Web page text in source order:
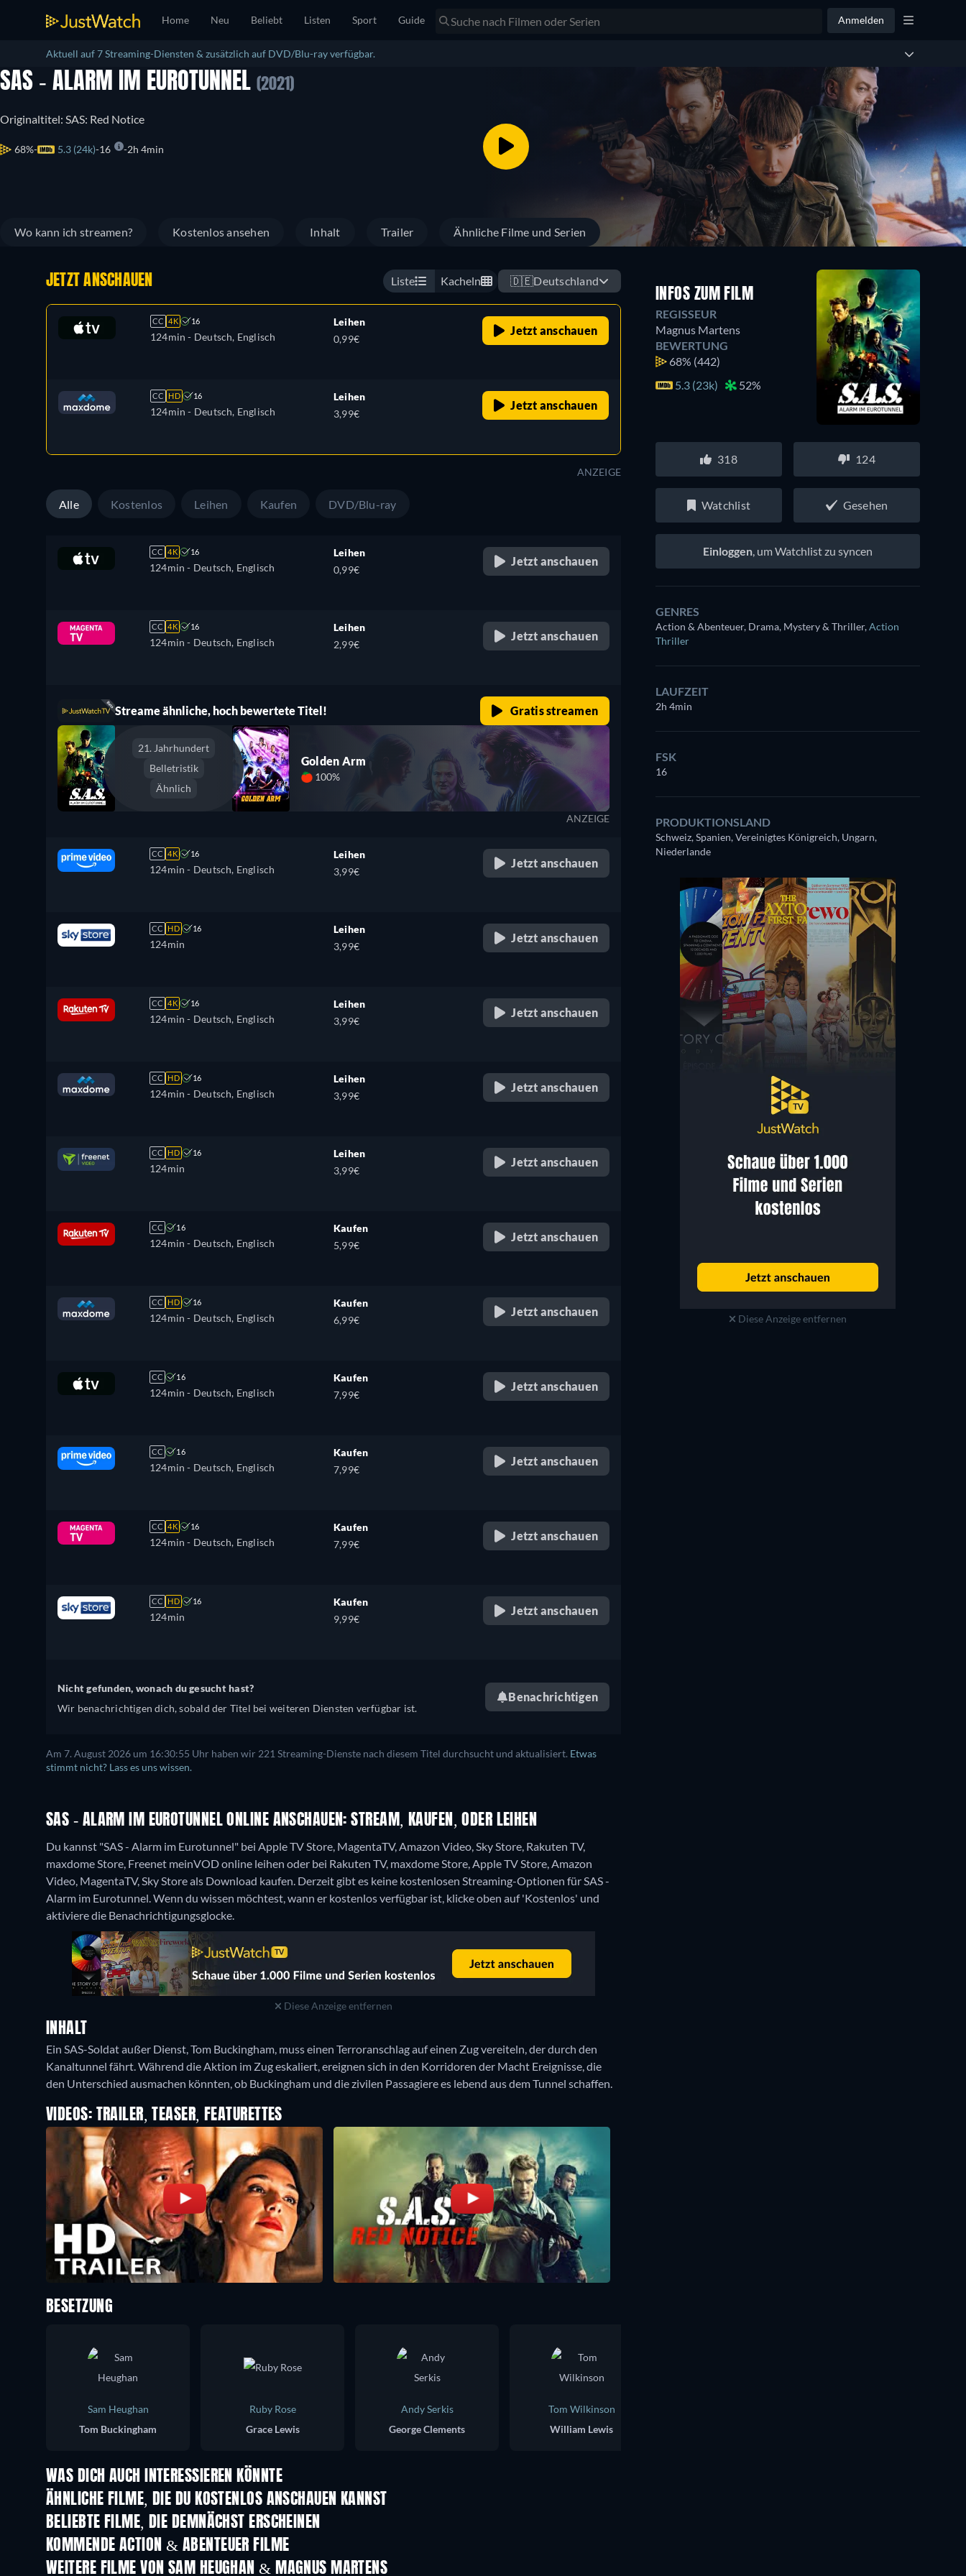
Home Neu Beliebt Listen Sport Guide Anmelden
Aktuell auf 7 Streaming-Diensten & zusätzlich auf DVD/Blu-ray verfügbar.
SAS - ALARM IM EUROTUNNEL (2021)
Originaltitel: SAS: Red Notice
68% 5.3 (24k) 16 2h 4min
Wo kann ich streamen? Kostenlos ansehen Inhalt Trailer Ähnliche Filme und Serien
JETZT ANSCHAUEN Liste Kacheln 🇩🇪Deutschland
CC 4K 16
124min - Deutsch, Englisch
Leihen
0,99€
Jetzt anschauen
CC HD 16
124min - Deutsch, Englisch
Leihen
3,99€
Jetzt anschauen
ANZEIGE
Alle Kostenlos Leihen Kaufen DVD/Blu-ray
CC 4K 16
124min - Deutsch, Englisch
Leihen
0,99€
Jetzt anschauen
CC 4K 16
124min - Deutsch, Englisch
Leihen
2,99€
Jetzt anschauen
Streame ähnliche, hoch bewertete Titel! Gratis streamen
21. Jahrhundert
Belletristik
Ähnlich
Golden Arm
100%
ANZEIGE
CC 4K 16
124min - Deutsch, Englisch
Leihen
3,99€
Jetzt anschauen
CC HD 16
124min
Leihen
3,99€
Jetzt anschauen
CC 4K 16
124min - Deutsch, Englisch
Leihen
3,99€
Jetzt anschauen
CC HD 16
124min - Deutsch, Englisch
Leihen
3,99€
Jetzt anschauen
CC HD 16
124min
Leihen
3,99€
Jetzt anschauen
CC 16
124min - Deutsch, Englisch
Kaufen
5,99€
Jetzt anschauen
CC HD 16
124min - Deutsch, Englisch
Kaufen
6,99€
Jetzt anschauen
CC 16
124min - Deutsch, Englisch
Kaufen
7,99€
Jetzt anschauen
CC 16
124min - Deutsch, Englisch
Kaufen
7,99€
Jetzt anschauen
CC 4K 16
124min - Deutsch, Englisch
Kaufen
7,99€
Jetzt anschauen
CC HD 16
124min
Kaufen
9,99€
Jetzt anschauen
Nicht gefunden, wonach du gesucht hast?
Wir benachrichtigen dich, sobald der Titel bei weiteren Diensten verfügbar ist.
Benachrichtigen
Am 7. August 2026 um 16:30:55 Uhr haben wir 221 Streaming-Dienste nach diesem Titel durchsucht und aktualisiert. Etwas
stimmt nicht? Lass es uns wissen.
SAS - ALARM IM EUROTUNNEL ONLINE ANSCHAUEN: STREAM, KAUFEN, ODER LEIHEN
Du kannst "SAS - Alarm im Eurotunnel" bei Apple TV Store, MagentaTV, Amazon Video, Sky Store, Rakuten TV,
maxdome Store, Freenet meinVOD online leihen oder bei Rakuten TV, maxdome Store, Apple TV Store, Amazon
Video, MagentaTV, Sky Store als Download kaufen. Derzeit gibt es keine kostenlosen Streaming-Optionen für SAS -
Alarm im Eurotunnel. Wenn du wissen möchtest, wann er kostenlos verfügbar ist, klicke oben auf 'Kostenlos' und
aktiviere die Benachrichtigungsglocke.
Diese Anzeige entfernen
INHALT
Ein SAS-Soldat außer Dienst, Tom Buckingham, muss einen Terroranschlag auf einen Zug vereiteln, der durch den
Kanaltunnel fährt. Während die Aktion im Zug eskaliert, ereignen sich in den Korridoren der Macht Ereignisse, die
den Unterschied ausmachen könnten, ob Buckingham und die zivilen Passagiere es lebend aus dem Tunnel schaffen.
VIDEOS: TRAILER, TEASER, FEATURETTES
INFOS ZUM FILM
REGISSEUR
Magnus Martens
BEWERTUNG
68% (442)
5.3 (23k)
52%
318 124
Watchlist Gesehen
Einloggen, um Watchlist zu syncen
GENRES
Action & Abenteuer, Drama, Mystery & Thriller,Action
Thriller
LAUFZEIT
2h 4min
FSK
16
PRODUKTIONSLAND
Schweiz, Spanien, Vereinigtes Königreich, Ungarn,
Niederlande
Diese Anzeige entfernen
BESETZUNG
Sam Heughan
Tom Buckingham
Ruby Rose
Grace Lewis
Andy Serkis
George Clements
Tom Wilkinson
William Lewis
WAS DICH AUCH INTERESSIEREN KÖNNTE
ÄHNLICHE FILME, DIE DU KOSTENLOS ANSCHAUEN KANNST
BELIEBTE FILME, DIE DEMNÄCHST ERSCHEINEN
KOMMENDE ACTION & ABENTEUER FILME
WEITERE FILME VON SAM HEUGHAN & MAGNUS MARTENS